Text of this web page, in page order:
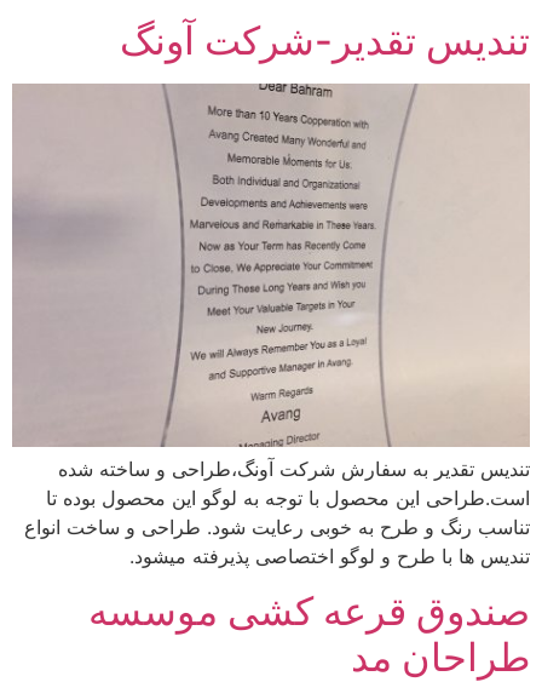
تندیس تقدیر-شرکت آونگ
تندیس تقدیر به سفارش شرکت آونگ،طراحی و ساخته شده
است.طراحی این محصول با توجه به لوگو این محصول بوده تا
تناسب رنگ و طرح به خوبی رعایت شود. طراحی و ساخت انواع
تندیس ها با طرح و لوگو اختصاصی پذیرفته میشود.
صندوق قرعه کشی موسسه
طراحان مد